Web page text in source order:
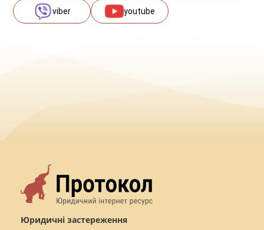
viber youtube
Юридичні застереження